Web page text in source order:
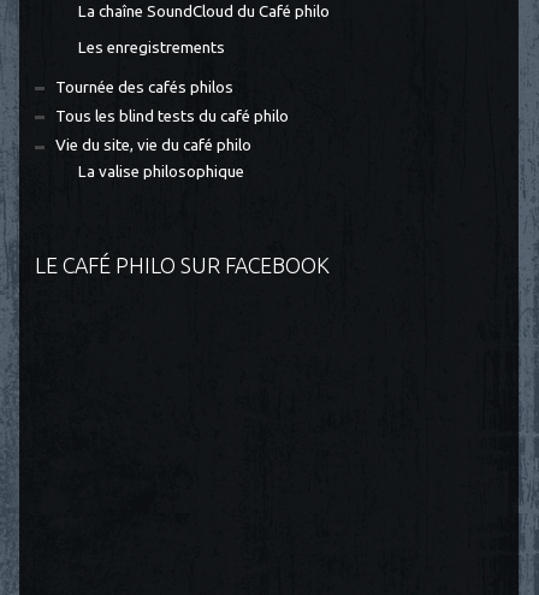
La chaîne SoundCloud du Café philo
Les enregistrements
Tournée des cafés philos
Tous les blind tests du café philo
Vie du site, vie du café philo
La valise philosophique
LE CAFÉ PHILO SUR FACEBOOK